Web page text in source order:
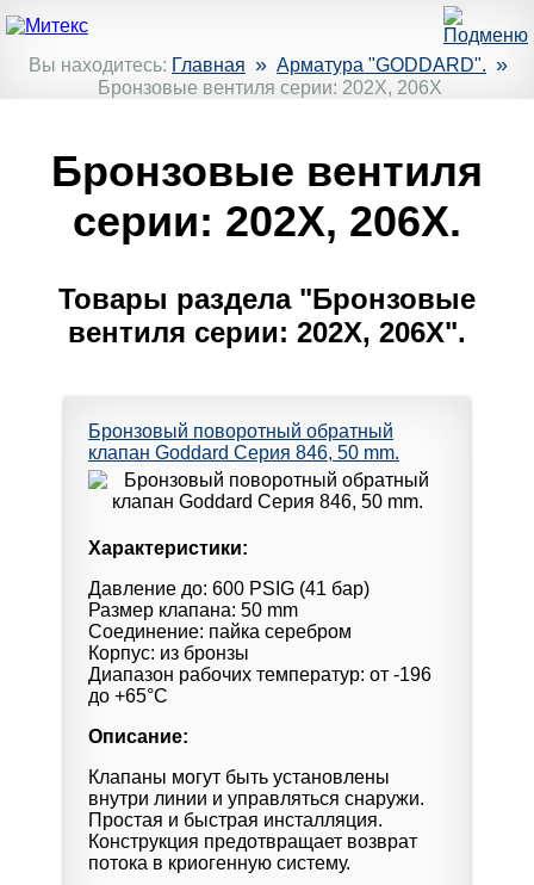
Вы находитесь: Главная » Арматура "GODDARD". »
Бронзовые вентиля серии: 202X, 206X
Бронзовые вентиля
серии: 202X, 206X.
Товары раздела "Бронзовые
вентиля серии: 202X, 206X".
Бронзовый поворотный обратный
клапан Goddard Серия 846, 50 mm.
Характеристики:
Давление до: 600 PSIG (41 бар)
Размер клапана: 50 mm
Соединение: пайка серебром
Корпус: из бронзы
Диапазон рабочих температур: от -196
до +65°С
Описание:
Клапаны могут быть установлены
внутри линии и управляться снаружи.
Простая и быстрая инсталляция.
Конструкция предотвращает возврат
потока в криогенную систему.